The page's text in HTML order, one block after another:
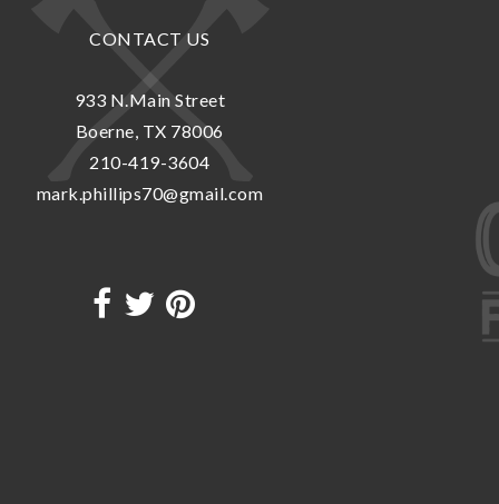
CONTACT US
933 N.Main Street
Boerne, TX 78006
210-419-3604
mark.phillips70@gmail.com